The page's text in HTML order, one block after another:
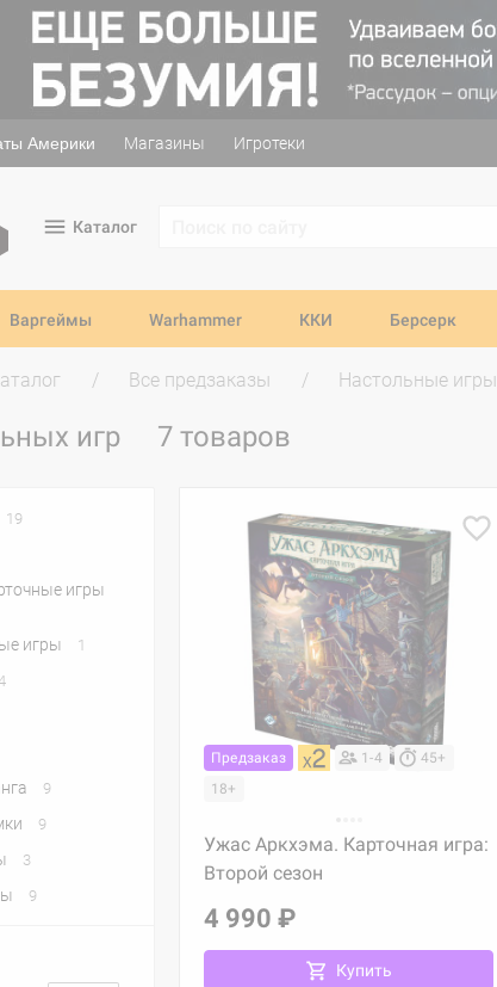
Америки Магазины Игротеки
Каталог
Варгеймы Warhammer ККИ Берсерк
Все предзаказы Настольные игры
игр 7 товаров
19
игры
игры 1
9
9
3
9
Предзаказ 1-4
45+
18+
Ужас Аркхэма. Карточная игра:
Второй сезон
4 990 ₽
Купить